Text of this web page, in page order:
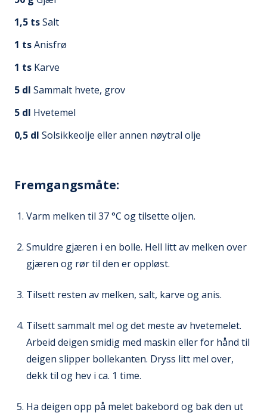
1,5 tsSalt
1 tsAnisfrø
1 ts Karve
5 dl Sammalt hvete, grov
5 dl Hvetemel
0,5 dl Solsikkeolje eller annen nøytral olje
Fremgangsmåte:
Varm melken til 37 °C og tilsette oljen.
Smuldre gjæren i en bolle. Hell litt av melken over
gjæren og rør til den er oppløst.
Tilsett resten av melken, salt, karve og anis.
Tilsett sammalt mel og det meste av hvetemelet.
Arbeid deigen smidig med maskin eller for hånd til
deigen slipper bollekanten. Dryss litt mel over,
dekk til og hev i ca. 1 time.
Ha deigen opp på melet bakebord og bak den ut